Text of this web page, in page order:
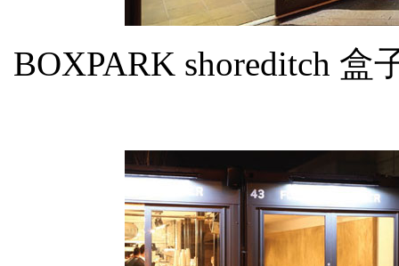
BOXPARK shoreditch